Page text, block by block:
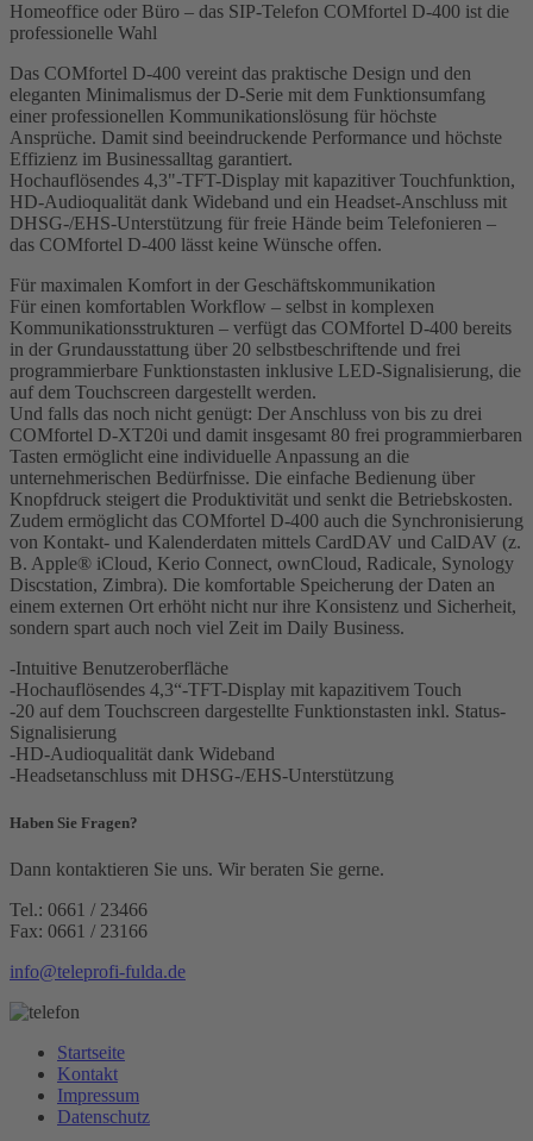
Homeoffice oder Büro ­– das SIP-Telefon COMfortel D-400 ist die
professionelle Wahl
Das COMfortel D-400 vereint das praktische Design und den
eleganten Minimalismus der D-Serie mit dem Funktionsumfang
einer professionellen Kommunikationslösung für höchste
Ansprüche. Damit sind beeindruckende Performance und höchste
Effizienz im Businessalltag garantiert.
Hochauflösendes 4,3"-TFT-Display mit kapazitiver Touchfunktion,
HD-Audioqualität dank Wideband und ein Headset-Anschluss mit
DHSG-/EHS-Unterstützung für freie Hände beim Telefonieren –
das COMfortel D-400 lässt keine Wünsche offen.
Für maximalen Komfort in der Geschäftskommunikation
Für einen komfortablen Workflow – selbst in komplexen
Kommunikationsstrukturen – verfügt das COMfortel D-400 bereits
in der Grundausstattung über 20 selbstbeschriftende und frei
programmierbare Funktionstasten inklusive LED-Signalisierung, die
auf dem Touchscreen dargestellt werden.
Und falls das noch nicht genügt: Der Anschluss von bis zu drei
COMfortel D-XT20i und damit insgesamt 80 frei programmierbaren
Tasten ermöglicht eine individuelle Anpassung an die
unternehmerischen Bedürfnisse. Die einfache Bedienung über
Knopfdruck steigert die Produktivität und senkt die Betriebskosten.
Zudem ermöglicht das COMfortel D-400 auch die Synchronisierung
von Kontakt- und Kalenderdaten mittels CardDAV und CalDAV (z.
B. Apple® iCloud, Kerio Connect, ownCloud, Radicale, Synology
Discstation, Zimbra). Die komfortable Speicherung der Daten an
einem externen Ort erhöht nicht nur ihre Konsistenz und Sicherheit,
sondern spart auch noch viel Zeit im Daily Business.
-Intuitive Benutzeroberfläche
-Hochauflösendes 4,3“-TFT-Display mit kapazitivem Touch
-20 auf dem Touchscreen dargestellte Funktionstasten inkl. Status-
Signalisierung
-HD-Audioqualität dank Wideband
-Headsetanschluss mit DHSG-/EHS-Unterstützung
Haben Sie Fragen?
Dann kontaktieren Sie uns. Wir beraten Sie gerne.
Tel.: 0661 / 23466
Fax: 0661 / 23166
info@teleprofi-fulda.de
Startseite
Kontakt
Impressum
Datenschutz